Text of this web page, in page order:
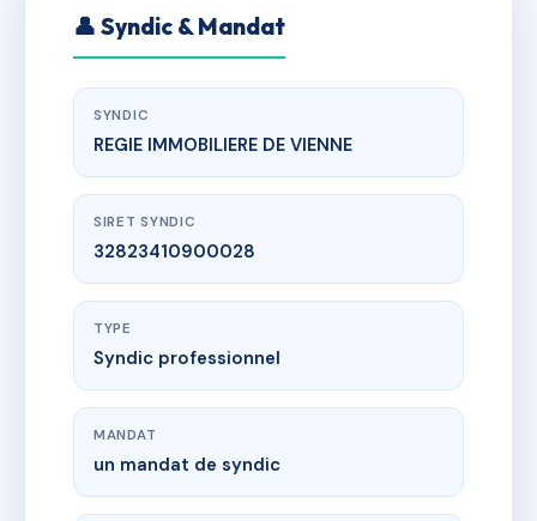
👤 Syndic & Mandat
SYNDIC
REGIE IMMOBILIERE DE VIENNE
SIRET SYNDIC
32823410900028
TYPE
Syndic professionnel
MANDAT
un mandat de syndic